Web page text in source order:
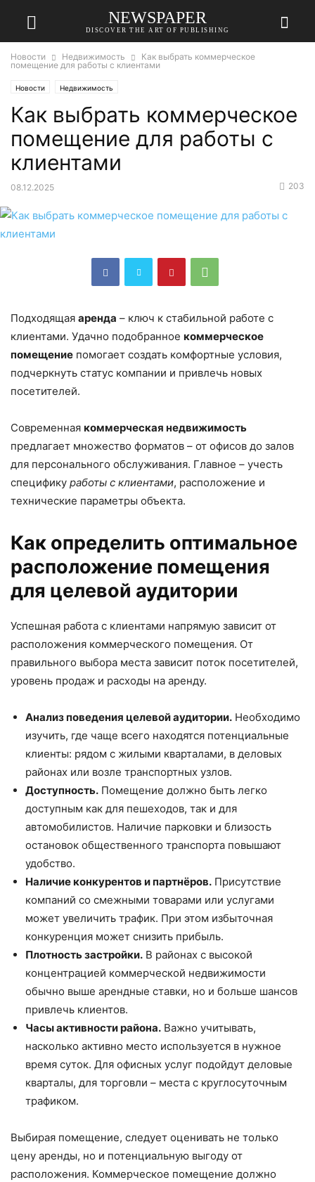
NEWSPAPER
DISCOVER THE ART OF PUBLISHING
Новости Недвижимость
Как выбрать коммерческое
помещение для работы с клиентами
Новости Недвижимость
Как выбрать коммерческое
помещение для работы с
клиентами
08.12.2025 203
Подходящая аренда – ключ к стабильной работе с
клиентами. Удачно подобранное коммерческое
помещение помогает создать комфортные условия,
подчеркнуть статус компании и привлечь новых
посетителей.
Современная коммерческая недвижимость
предлагает множество форматов – от офисов до залов
для персонального обслуживания. Главное – учесть
специфику работы с клиентами, расположение и
технические параметры объекта.
Как определить оптимальное
расположение помещения
для целевой аудитории
Успешная работа с клиентами напрямую зависит от
расположения коммерческого помещения. От
правильного выбора места зависит поток посетителей,
уровень продаж и расходы на аренду.
Анализ поведения целевой аудитории. Необходимо
изучить, где чаще всего находятся потенциальные
клиенты: рядом с жилыми кварталами, в деловых
районах или возле транспортных узлов.
Доступность. Помещение должно быть легко
доступным как для пешеходов, так и для
автомобилистов. Наличие парковки и близость
остановок общественного транспорта повышают
удобство.
Наличие конкурентов и партнёров. Присутствие
компаний со смежными товарами или услугами
может увеличить трафик. При этом избыточная
конкуренция может снизить прибыль.
Плотность застройки. В районах с высокой
концентрацией коммерческой недвижимости
обычно выше арендные ставки, но и больше шансов
привлечь клиентов.
Часы активности района. Важно учитывать,
насколько активно место используется в нужное
время суток. Для офисных услуг подойдут деловые
кварталы, для торговли – места с круглосуточным
трафиком.
Выбирая помещение, следует оценивать не только
цену аренды, но и потенциальную выгоду от
расположения. Коммерческое помещение должно